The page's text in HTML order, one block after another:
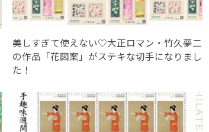
美しすぎて使えない♡大正ロマン・竹久夢二
の作品「花図案」がステキな切手になりまし
た！